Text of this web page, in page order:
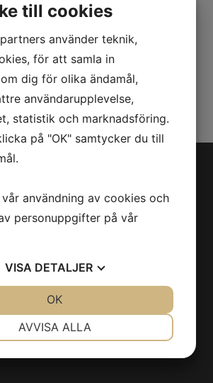
till cookies
använder teknik,
för att samla in
dig för olika ändamål,
användarupplevelse,
statistik och marknadsföring.
på "OK" samtycker du till
användning av cookies och
personuppgifter på vår
VISA DETALJER
AVVISA ALLA
OK